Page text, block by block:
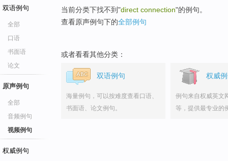
双语例句
全部
口语
书面语
论文
原声例句
全部
音频例句
视频例句
权威例句
当前分类下找不到"direct connection"的例句。
查看原声例句下的全部例句
或者看看其他分类：
双语例句
海量例句，可以按难度查看口语、
书面语、论文例句。
权威
例句来自权威英文
等，提供最专业的